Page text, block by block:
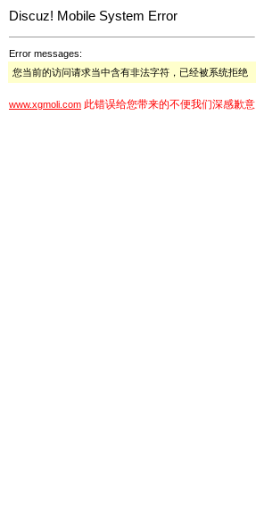
Discuz! Mobile System Error
Error messages:
您当前的访问请求当中含有非法字符，已经被系统拒绝
www.xgmoli.com 此错误给您带来的不便我们深感歉意